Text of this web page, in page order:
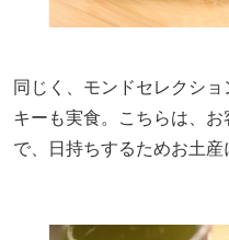
同じく、モンドセレクシ
キーも実食。こちらは、
で、日持ちするためお土産